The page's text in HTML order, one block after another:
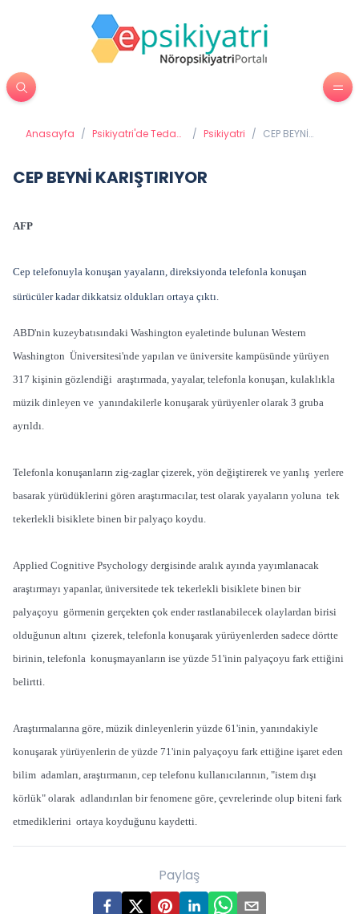
Anasayfa / Psikiyatri'de Tedavi
/ Psikiyatri / CEP BEYNİ
CEP BEYNİ KARIŞTIRIYOR
AFP
Cep telefonuyla konuşan yayaların, direksiyonda telefonla konuşan
sürücüler kadar dikkatsiz oldukları ortaya çıktı.
ABD'nin kuzeybatısındaki Washington eyaletinde bulunan Western
Washington Üniversitesi'nde yapılan ve üniversite kampüsünde yürüyen
317 kişinin gözlendiği araştırmada, yayalar, telefonla konuşan, kulaklıkla
müzik dinleyen ve yanındakilerle konuşarak yürüyenler olarak 3 gruba
ayrıldı.
Telefonla konuşanların zig-zaglar çizerek, yön değiştirerek ve yanlış yerlere
basarak yürüdüklerini gören araştırmacılar, test olarak yayaların yoluna tek
tekerlekli bisiklete binen bir palyaço koydu.
Applied Cognitive Psychology dergisinde aralık ayında yayımlanacak
araştırmayı yapanlar, üniversitede tek tekerlekli bisiklete binen bir
palyaçoyu görmenin gerçekten çok ender rastlanabilecek olaylardan birisi
olduğunun altını çizerek, telefonla konuşarak yürüyenlerden sadece dörtte
birinin, telefonla konuşmayanların ise yüzde 51'inin palyaçoyu fark ettiğini
belirtti.
Araştırmalarına göre, müzik dinleyenlerin yüzde 61'inin, yanındakiyle
konuşarak yürüyenlerin de yüzde 71'inin palyaçoyu fark ettiğine işaret eden
bilim adamları, araştırmanın, cep telefonu kullanıcılarının, "istem dışı
körlük" olarak adlandırılan bir fenomene göre, çevrelerinde olup biteni fark
etmediklerini ortaya koyduğunu kaydetti.
Paylaş